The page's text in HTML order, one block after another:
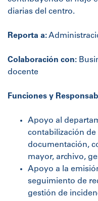
diarias del centro.
Reporta a:
Colaboración con:
docente
Funciones y
Apoyo al
contabilización
documentación,
mayor, archivo,
Apoyo a la
seguimiento de
gestión de